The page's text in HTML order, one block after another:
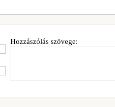
Hozzászólás szövege: